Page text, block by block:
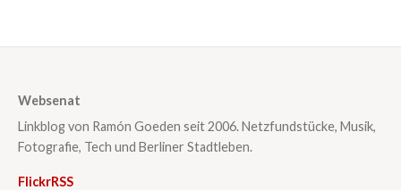
Websenat
Linkblog von Ramón Goeden seit 2006. Netzfundstücke, Musik,
Fotografie, Tech und Berliner Stadtleben.
FlickrRSS